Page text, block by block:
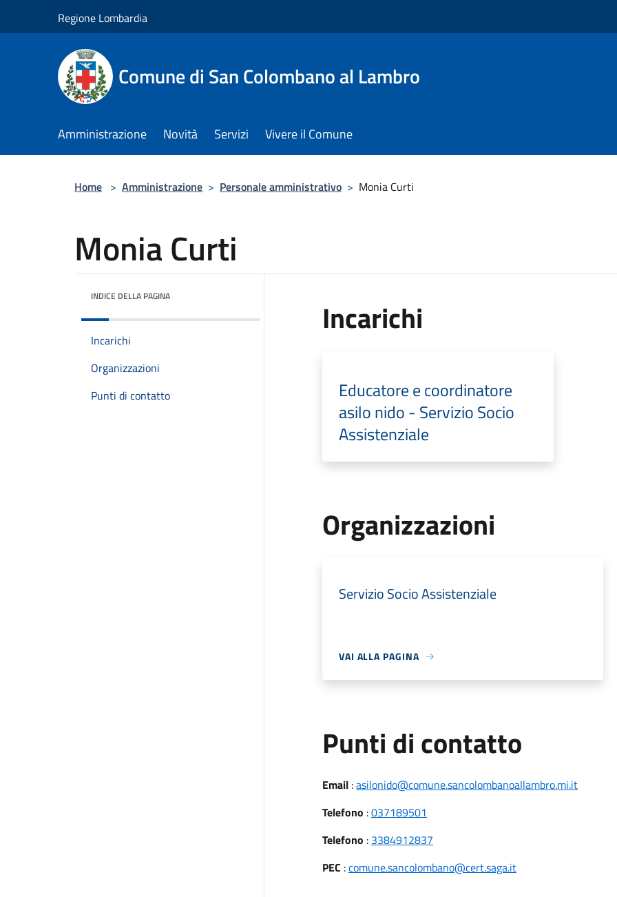
Regione Lombardia
Comune di San Colombano al Lambro
Amministrazione Novità Servizi Vivere il Comune
Home > Amministrazione > Personale amministrativo > Monia Curti
Monia Curti
INDICE DELLA PAGINA
Incarichi
Organizzazioni
Punti di contatto
Incarichi
Educatore e coordinatore
asilo nido - Servizio Socio
Assistenziale
Organizzazioni
Servizio Socio Assistenziale
VAI ALLA PAGINA
Punti di contatto
Email:asilonido@comune.sancolombanoallambro.mi.it
Telefono :037189501
Telefono : 3384912837
PEC :comune.sancolombano@cert.saga.it